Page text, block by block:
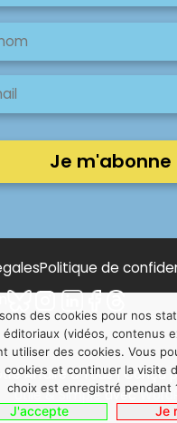
Politique de
Affaire à Tous | Conçu
Utile & Simpleavec
des cookies pour nos
(vidéos, contenus
utiliser des cookies. Vous
cookies et continuer la visite
choix est enregistré pendant
J'accepte Je